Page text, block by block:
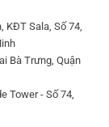
KĐT Sala, Số 74,
Bà Trưng, Quận
Tower - Số 74,